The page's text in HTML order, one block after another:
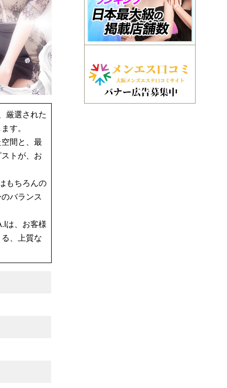
厳選された
す。
間と、最
トが、お
もちろんの
バランス
は、お客様
、上質な